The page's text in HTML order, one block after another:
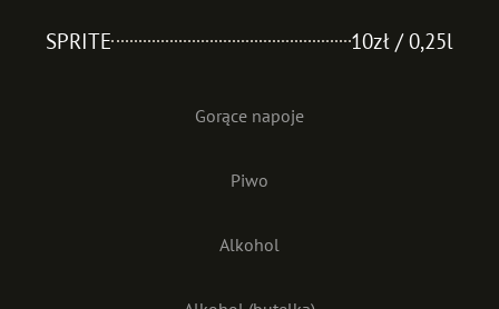
Gorące napoje
Piwo
Alkohol
SPRITE 10zł / 0,25l